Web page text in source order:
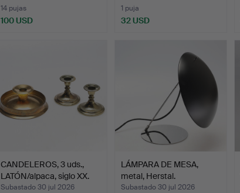
14 pujas
100 USD
1 puja
32 USD
CANDELEROS, 3 uds.,
LATÓN/alpaca, siglo XX.
Subastado 30 jul 2026
LÁMPARA DE MESA,
metal, Herstal.
Subastado 30 jul 2026